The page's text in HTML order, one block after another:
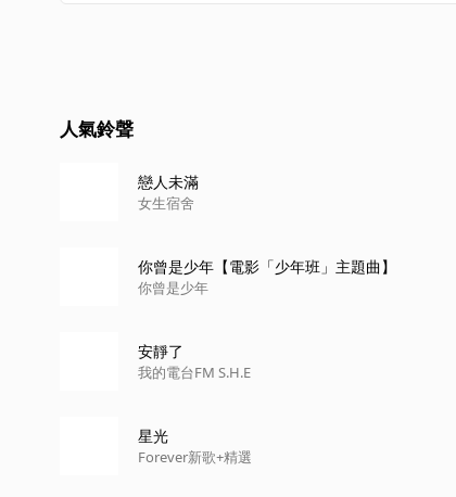
人氣鈴聲
戀人未滿
女生宿舍
你曾是少年【電影「少年班」主題曲】
你曾是少年
安靜了
我的電台FM S.H.E
星光
Forever新歌+精選